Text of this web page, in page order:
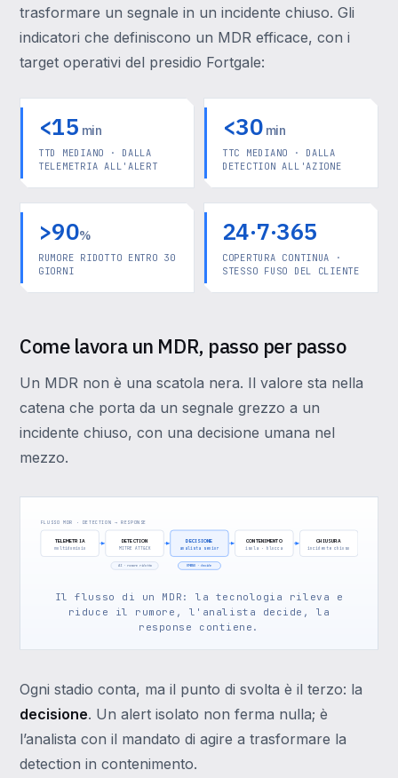
trasformare un segnale in un incidente chiuso. Gli
indicatori che definiscono un MDR efficace, con i
target operativi del presidio Fortgale:
<15 min
TTD MEDIANO · DALLA
TELEMETRIA ALL'ALERT
<30 min
TTC MEDIANO · DALLA
DETECTION ALL'AZIONE
>90%
RUMORE RIDOTTO ENTRO 30
GIORNI
24·7·365
COPERTURA CONTINUA ·
STESSO FUSO DEL CLIENTE
Come lavora un MDR, passo per passo
Un MDR non è una scatola nera. Il valore sta nella
catena che porta da un segnale grezzo a un
incidente chiuso, con una decisione umana nel
mezzo.
FLUSSO MDR · DETECTION → RESPONSE
TELEMETRIA
multidominio
DETECTION
MITRE ATT&CK
DECISIONE
analista senior
CONTENIMENTO
isola · blocca
CHIUSURA
incidente chiuso
AI · rumore ridotto UMANO · decide
Il flusso di un MDR: la tecnologia rileva e
riduce il rumore, l'analista decide, la
response contiene.
Ogni stadio conta, ma il punto di svolta è il terzo: la
decisione. Un alert isolato non ferma nulla; è
l’analista con il mandato di agire a trasformare la
detection in contenimento.